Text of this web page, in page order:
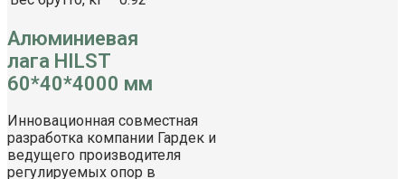
Алюминиевая
лага HILST
60*40*4000 мм
Инновационная совместная
разработка компании Гардек и
ведущего производителя
регулируемых опор в